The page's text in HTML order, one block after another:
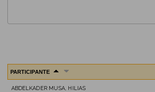
PARTICIPANTE
ABDELKADER MUSA, HILIAS